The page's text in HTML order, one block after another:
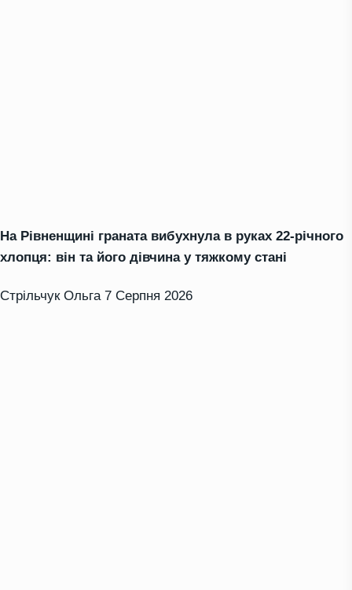
На Рівненщині граната вибухнула в руках 22-річного
хлопця: він та його дівчина у тяжкому стані
Стрільчук Ольга 7 Серпня 2026